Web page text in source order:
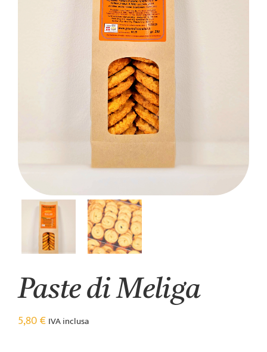
Paste di Meliga
5,80€ IVA inclusa